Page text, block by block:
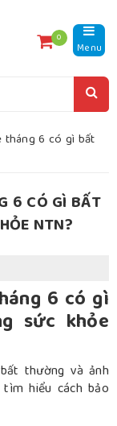
0
Menu
tháng 6 có gì bất
6 CÓ GÌ BẤT
NTN?
6 có gì
sức khỏe
thường và ảnh
hiểu cách bảo